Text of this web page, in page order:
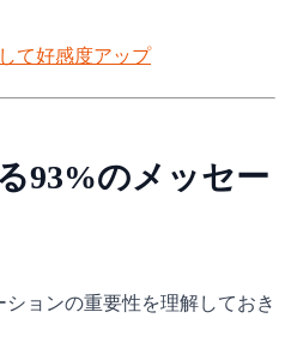
て好感度アップ
93%のメッセー
ョンの重要性を理解しておき